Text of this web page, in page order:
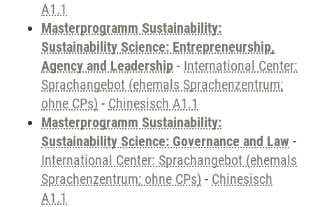
A1.1
Masterprogramm Sustainability:
Sustainability Science: Entrepreneurship,
Agency and Leadership - International Center:
Sprachangebot (ehemals Sprachenzentrum;
ohne CPs) - Chinesisch A1.1
Masterprogramm Sustainability:
Sustainability Science: Governance and Law -
International Center: Sprachangebot (ehemals
Sprachenzentrum; ohne CPs) - Chinesisch
A1.1